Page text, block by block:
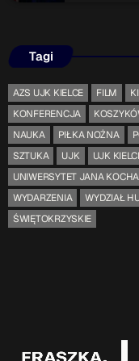
Tagi
AZS UJK KIELCE FILM
KONFERENCJA
NAUKA
PIŁKA NOŻNA
SZTUKA
UJK
UJK
UNIWERSYTET JANA
WYDARZENIA
WYDZIAŁ
ŚWIĘTOKRZYSKIE